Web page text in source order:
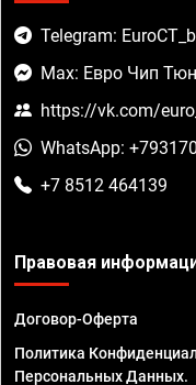
Telegram:
Max: Евро Чип
https://vk.com/
WhatsApp:
+7 8512 464139
Правовая
Договор-Оферта
Политика
Персональных Данных.